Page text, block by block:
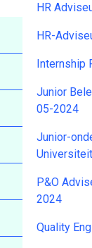
HR
HR-
Internship
Junior
05-2024
Junior-
P&O
2024
Quality